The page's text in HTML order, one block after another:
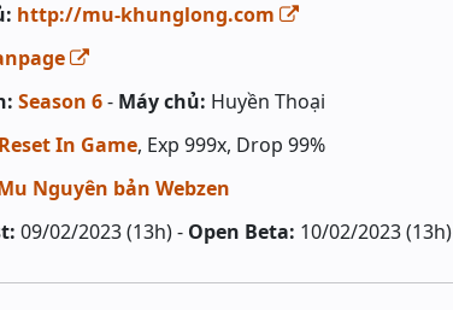
http://mu-khunglong.com
Season 6- Máy chủ: Huyền Thoại
Reset In Game, Exp 999x, Drop 99%
Nguyên bản Webzen
09/02/2023 (13h) - Open Beta: 10/02/2023 (13h)